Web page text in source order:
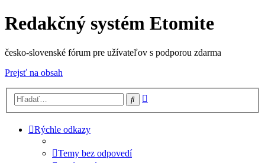
Redakčný systém Etomite
česko-slovenské fórum pre užívateľov s podporou zdarma
Prejsť na obsah
Hľadať
Rýchle odkazy
Temy bez odpovedí